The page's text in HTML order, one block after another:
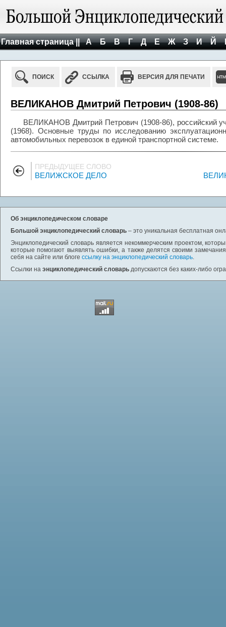
Главная страница || А Б В Г Д Е Ж З И Й
ПОИСК ССЫЛКА ВЕРСИЯ ДЛЯ ПЕЧАТИ
ВЕЛИКАНОВ Дмитрий Петрович (1908-86)
ВЕЛИКАНОВ Дмитрий Петрович (1908-86), российский
(1968). Основные труды по исследованию
автомобильных перевозок в единой транспортной системе.
ПРЕДЫДУЩЕЕ СЛОВО
ВЕЛИЖСКОЕ ДЕЛО
Об энциклопедическом словаре
Большой энциклопедический словарь – это уникальная бесплатная
Энциклопедический словарь является некоммерческим проектом,
которые помогают выявлять ошибки, а также делятся своими
себя на сайте или блоге ссылку на энциклопедический словарь.
Ссылки на энциклопедический словарь допускаются без каких-либо